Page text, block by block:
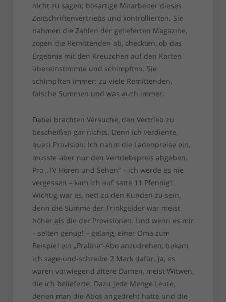
nicht zu sagen; bösartige Mitarbeiter dieses
Zeitschriftenvertriebs und kontrollierten. Sie
nahmen die Zahlen der gelieferten Magazine,
zogen die Remittenden ab, checkten, ob das
Ergebnis mit den Kreuzchen auf den Karten
übereinstimmte und schimpften. Sie
schimpften immer: zu viele Remittenden,
falsche Summen und was auch immer.
Dabei brachten Versuche, den Vertrieb zu
bescheißen gar nichts. Denn ich verdiente
quasi Provision: Ich nahm die Ladenpreise ein,
musste aber nur den Vertriebspreis abgeben.
Pro „TV Hören und Sehen“ – ich werde es nie
vergessen – kam ich auf satte 11 Pfennig!
Wichtig war es, nett zu den Kunden zu sein,
denn die Summe der Trinkgelder war meist
höher als die der Provisionen. Und wenn es mir
– selten genug! – gelang, einer Oma zum
Beispiel ein „Praline“-Abo anzudrehen, bekam
ich sage-und-schreibe 2 Mark dafür. Ja, es
waren vorwiegend ältere Damen, meist Witwen,
die ich belieferte. Dazu jede Menge Leute,
denen man die Abos angedreht hatte und die